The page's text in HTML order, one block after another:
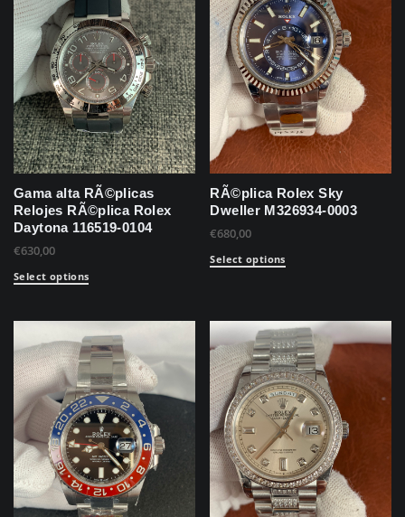
Gama alta RÃ©plicas
Relojes RÃ©plica Rolex
Daytona 116519-0104
€630,00
Select options
RÃ©plica Rolex Sky
Dweller M326934-0003
€680,00
Select options